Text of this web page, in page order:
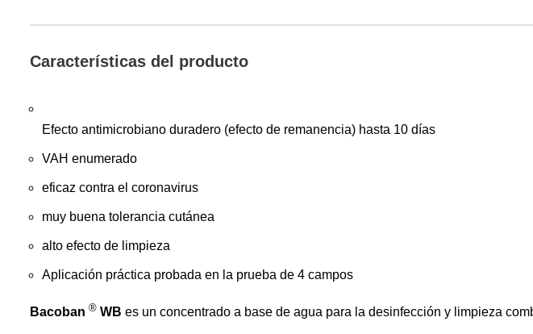
Características del producto
Efecto antimicrobiano duradero (efecto de remanencia) hasta 10 días
VAH enumerado
eficaz contra el coronavirus
muy buena tolerancia cutánea
alto efecto de limpieza
Aplicación práctica probada en la prueba de 4 campos
Bacoban ® WB es un concentrado a base de agua para la desinfección y limpieza